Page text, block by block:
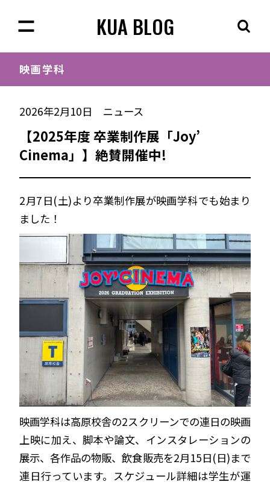
KUA BLOG
映画学科
2026年2月10日 ニュース
【2025年度 卒業制作展「Joy’
Cinema」】絶賛開催中!
2月7日(土)より卒業制作展が映画学科でも始まり
ました！
映画学科は高原校舎の2スクリーンでの連日の映画
上映に加え、脚本や論文、インスタレーションの
展示、各作品の物販、飲食販売を2月15日(日)まで
連日行っています。スケジュール詳細は学生が運